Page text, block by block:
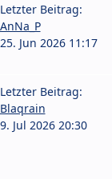
Letzter Beitrag:
AnNa_P
25. Jun 2026 11:17
Letzter Beitrag:
Blaqrain
9. Jul 2026 20:30